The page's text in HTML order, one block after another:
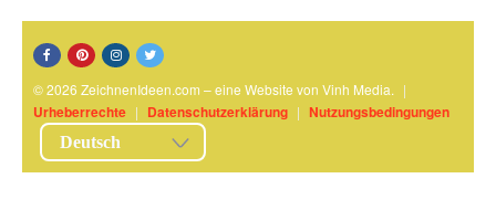
© 2026 ZeichnenIdeen.com – eine Website von Vinh Media. |
Urheberrechte | Datenschutzerklärung | Nutzungsbedingungen
Deutsch